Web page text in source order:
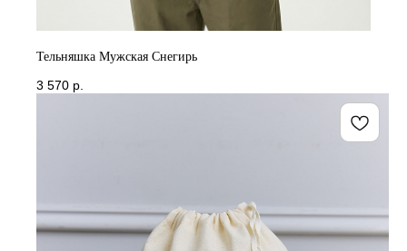
Тельняшка Мужская Снегирь
3 570 р.